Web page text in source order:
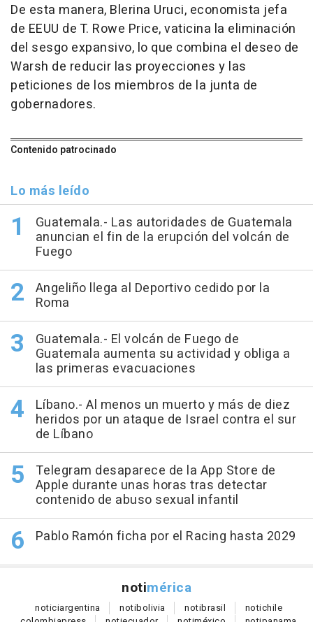
De esta manera, Blerina Uruci, economista jefa
de EEUU de T. Rowe Price, vaticina la eliminación
del sesgo expansivo, lo que combina el deseo de
Warsh de reducir las proyecciones y las
peticiones de los miembros de la junta de
gobernadores.
Contenido patrocinado
Lo más leído
Guatemala.- Las autoridades de Guatemala
anuncian el fin de la erupción del volcán de
Fuego
Angeliño llega al Deportivo cedido por la
Roma
Guatemala.- El volcán de Fuego de
Guatemala aumenta su actividad y obliga a
las primeras evacuaciones
Líbano.- Al menos un muerto y más de diez
heridos por un ataque de Israel contra el sur
de Líbano
Telegram desaparece de la App Store de
Apple durante unas horas tras detectar
contenido de abuso sexual infantil
Pablo Ramón ficha por el Racing hasta 2029
notimérica
noticiargentina notibolivia notibrasil notichile